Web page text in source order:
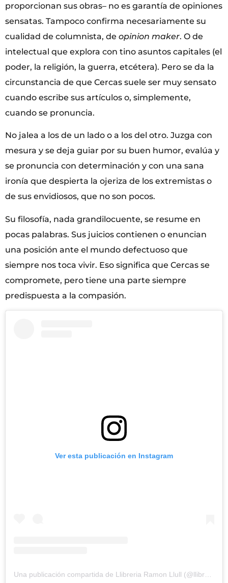
proporcionan sus obras– no es garantía de opiniones
sensatas. Tampoco confirma necesariamente su
cualidad de columnista, de opinion maker. O de
intelectual que explora con tino asuntos capitales (el
poder, la religión, la guerra, etcétera). Pero se da la
circunstancia de que Cercas suele ser muy sensato
cuando escribe sus artículos o, simplemente,
cuando se pronuncia.
No jalea a los de un lado o a los del otro. Juzga con
mesura y se deja guiar por su buen humor, evalúa y
se pronuncia con determinación y con una sana
ironía que despierta la ojeriza de los extremistas o
de sus envidiosos, que no son pocos.
Su filosofía, nada grandilocuente, se resume en
pocas palabras. Sus juicios contienen o enuncian
una posición ante el mundo defectuoso que
siempre nos toca vivir. Eso significa que Cercas se
compromete, pero tiene una parte siempre
predispuesta a la compasión.
Ver esta publicación en Instagram